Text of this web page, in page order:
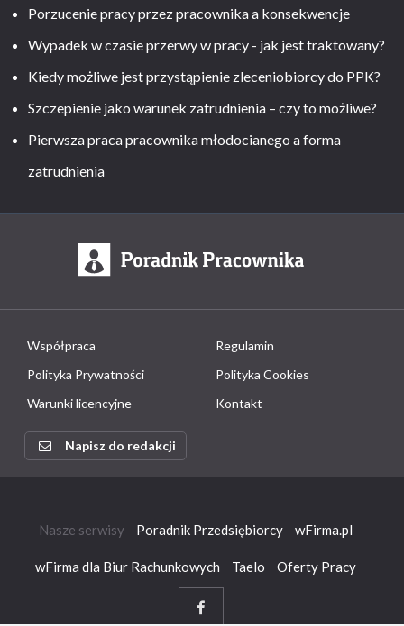
Porzucenie pracy przez pracownika a konsekwencje
Wypadek w czasie przerwy w pracy - jak jest traktowany?
Kiedy możliwe jest przystąpienie zleceniobiorcy do PPK?
Szczepienie jako warunek zatrudnienia – czy to możliwe?
Pierwsza praca pracownika młodocianego a forma
zatrudnienia
Współpraca
Regulamin
Polityka Prywatności
Polityka Cookies
Warunki licencyjne
Kontakt
Napisz do redakcji
Nasze serwisy Poradnik Przedsiębiorcy wFirma.pl
wFirma dla Biur Rachunkowych Taelo Oferty Pracy